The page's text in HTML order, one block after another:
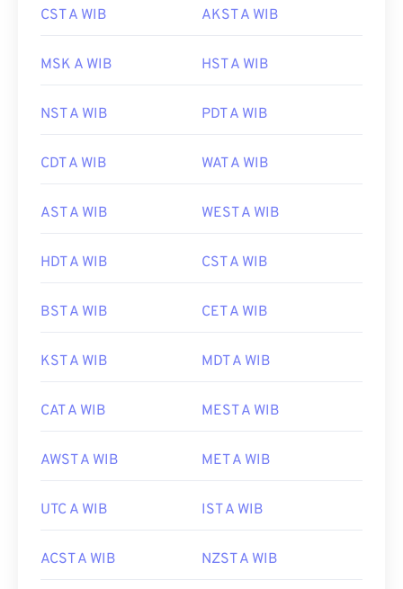
CST A WIB AKST A WIB
MSK A WIB HST A WIB
NST A WIB PDT A WIB
CDT A WIB WAT A WIB
AST A WIB WEST A WIB
HDT A WIB CST A WIB
BST A WIB CET A WIB
KST A WIB MDT A WIB
CAT A WIB MEST A WIB
AWST A WIB MET A WIB
UTC A WIB IST A WIB
ACST A WIB NZST A WIB